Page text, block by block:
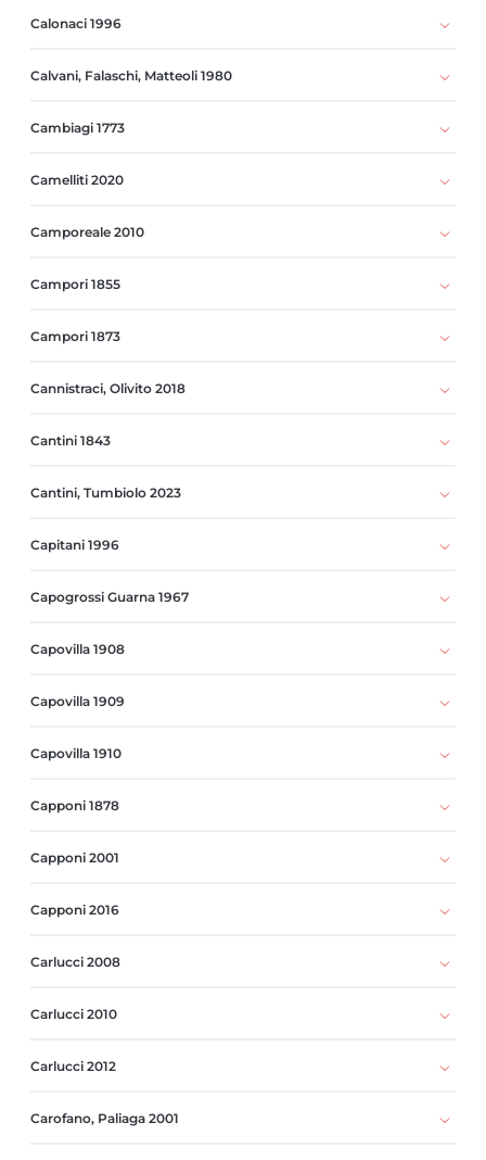
Calonaci 1996
Calvani, Falaschi, Matteoli 1980
Cambiagi 1773
Camelliti 2020
Camporeale 2010
Campori 1855
Campori 1873
Cannistraci, Olivito 2018
Cantini 1843
Cantini, Tumbiolo 2023
Capitani 1996
Capogrossi Guarna 1967
Capovilla 1908
Capovilla 1909
Capovilla 1910
Capponi 1878
Capponi 2001
Capponi 2016
Carlucci 2008
Carlucci 2010
Carlucci 2012
Carofano, Paliaga 2001